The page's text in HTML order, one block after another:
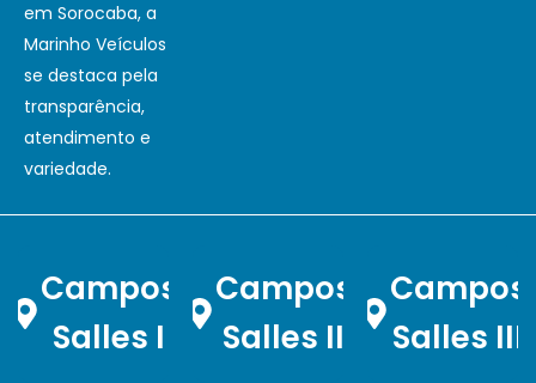
em Sorocaba, a
Marinho Veículos
se destaca pela
transparência,
atendimento e
variedade.
Campos
Salles I
Campos
Salles II
Campos
Salles III